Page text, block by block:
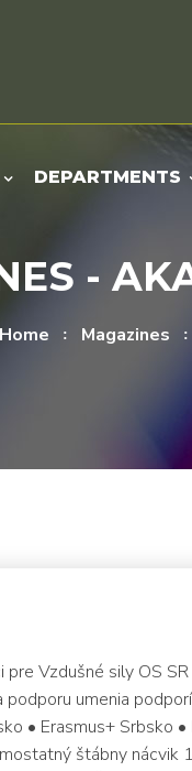
DEPARTMENTS
-
Home Magazines
Vzdušné sily OS
umenia
• Erasmus+ Srbsko
štábny nácvik